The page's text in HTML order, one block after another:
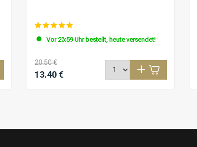
Vor 23:59 Uhr bestellt, heute versendet!
20.50 €
13.40 €